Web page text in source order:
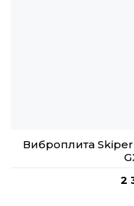
Виброплита
2